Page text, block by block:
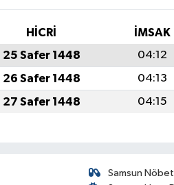
HİCRİ İMSAK
25 Safer 1448 04:12
26 Safer 1448 04:13
27 Safer 1448 04:15
Samsun